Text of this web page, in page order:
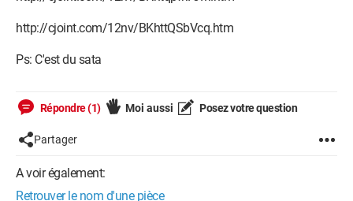
http://cjoint.com/12nv/BKhttQSbVcq.htm
Ps: C'est du sata
Répondre (1) Moi aussi Posez votre question
Partager
A voir également:
Retrouver le nom d'une pièce